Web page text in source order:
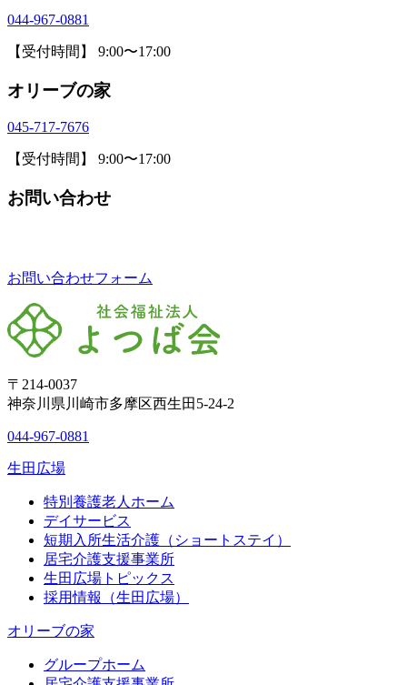
044-967-0881
【受付時間】 9:00〜17:00
オリーブの家
045-717-7676
【受付時間】 9:00〜17:00
お問い合わせ
お問い合わせフォーム
〒214-0037
神奈川県川崎市多摩区西生田5-24-2
044-967-0881
生田広場
特別養護老人ホーム
デイサービス
短期入所生活介護（ショートステイ）
居宅介護支援事業所
生田広場トピックス
採用情報（生田広場）
オリーブの家
グループホーム